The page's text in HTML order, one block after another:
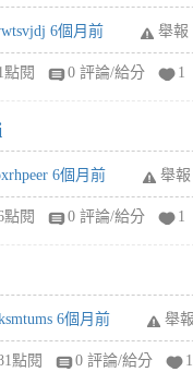
6個月前 舉報
點閱 0 評論/給分 1
6個月前 舉報
點閱 0 評論/給分 1
6個月前 舉報
點閱 0 評論/給分 1